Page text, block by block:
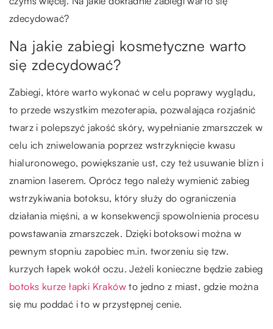
zdecydować?
Na jakie zabiegi kosmetyczne warto
się zdecydować?
Zabiegi, które warto wykonać w celu poprawy wyglądu,
to przede wszystkim mezoterapia, pozwalająca rozjaśnić
twarz i polepszyć jakość skóry, wypełnianie zmarszczek w
celu ich zniwelowania poprzez wstrzyknięcie kwasu
hialuronowego, powiększanie ust, czy też usuwanie blizn i
znamion laserem. Oprócz tego należy wymienić zabieg
wstrzykiwania botoksu, który służy do ograniczenia
działania mięśni, a w konsekwencji spowolnienia procesu
powstawania zmarszczek. Dzięki botoksowi można w
pewnym stopniu zapobiec m.in. tworzeniu się tzw.
kurzych łapek wokół oczu. Jeżeli konieczne będzie zabieg
botoks kurze łapki Kraków to jedno z miast, gdzie można
się mu poddać i to w przystępnej cenie.